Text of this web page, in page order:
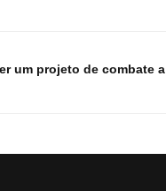
um projeto de combate a